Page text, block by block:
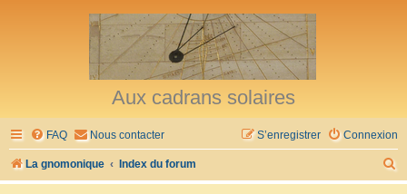
Aux cadrans solaires
FAQ Nous contacter Connexion
S’enregistrer
La gnomonique Index du forum
e